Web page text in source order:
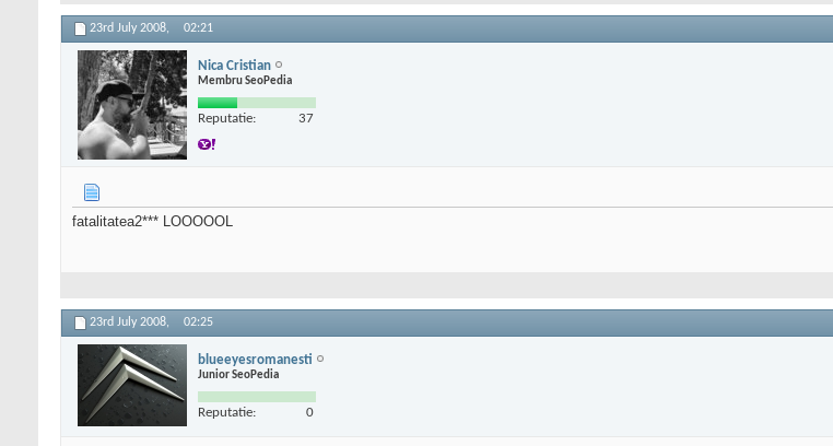
23rd July 2008, 02:21
Nica Cristian
Membru SeoPedia
Reputatie: 37
fatalitatea2*** LOOOOOL
23rd July 2008, 02:25
blueeyesromanesti
Junior SeoPedia
Reputatie: 0